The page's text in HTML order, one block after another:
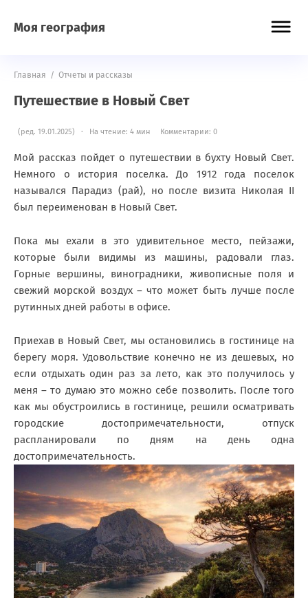
Моя география
Главная / Отчеты и рассказы
Путешествие в Новый Свет
(ред. 19.01.2025) · На чтение: 4 мин Комментарии: 0
Мой рассказ пойдет о путешествии в бухту Новый Свет.
Немного о история поселка. До 1912 года поселок
назывался Парадиз (рай), но после визита Николая II
был переименован в Новый Свет.
Пока мы ехали в это удивительное место, пейзажи,
которые были видимы из машины, радовали глаз.
Горные вершины, виноградники, живописные поля и
свежий морской воздух – что может быть лучше после
рутинных дней работы в офисе.
Приехав в Новый Свет, мы остановились в гостинице на
берегу моря. Удовольствие конечно не из дешевых, но
если отдыхать один раз за лето, как это получилось у
меня – то думаю это можно себе позволить. После того
как мы обустроились в гостинице, решили осматривать
городские достопримечательности, отпуск
распланировали по дням на день одна
достопримечательность.